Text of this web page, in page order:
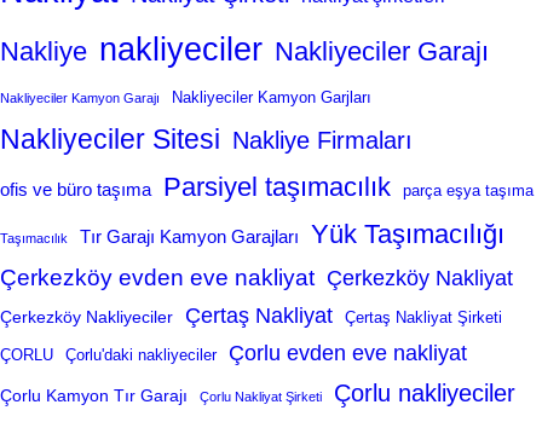
Nakliye nakliyeciler Nakliyeciler Garajı
Nakliyeciler Kamyon Garajı Nakliyeciler Kamyon Garjları
Nakliyeciler Sitesi Nakliye Firmaları
ofis ve büro taşıma Parsiyel taşımacılık parça eşya taşıma
Taşımacılık Tır Garajı Kamyon Garajları Yük Taşımacılığı
Çerkezköy evden eve nakliyat Çerkezköy Nakliyat
Çerkezköy Nakliyeciler Çertaş Nakliyat Çertaş Nakliyat Şirketi
ÇORLU Çorlu'daki nakliyeciler Çorlu evden eve nakliyat
Çorlu Kamyon Tır Garajı Çorlu Nakliyat Şirketi Çorlu nakliyeciler